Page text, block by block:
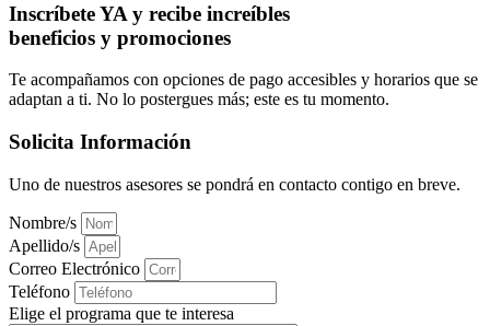
Inscríbete YA y recibe increíbles
beneficios y promociones
Te acompañamos con opciones de pago accesibles y horarios que se
adaptan a ti. No lo postergues más; este es tu momento.
Solicita Información
Uno de nuestros asesores se pondrá en contacto contigo en breve.
Nombre/s
Apellido/s
Correo Electrónico
Teléfono
Elige el programa que te interesa